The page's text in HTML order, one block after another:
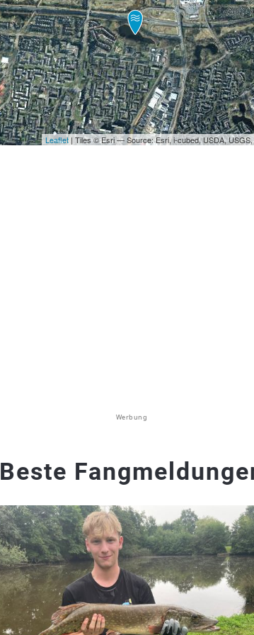
Leaflet| Tiles © Esri — Source: Esri, i-cubed, USDA, USGS,
Werbung
Beste